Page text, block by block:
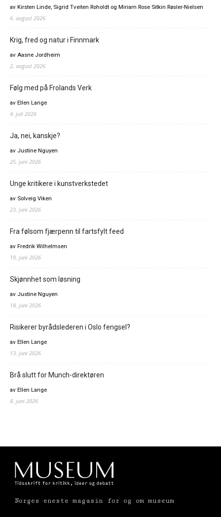
av Kirsten Linde, Sigrid Tveiten Roholdt og Miriam Rose Sitkin Røsler-Nielsen
6. august 2026
Krig, fred og natur i Finnmark
av Aasne Jordheim
2. august 2026
Følg med på Frolands Verk
av Ellen Lange
4. juli 2026
Ja, nei, kanskje?
av Justine Nguyen
25. juni 2026
Unge kritikere i kunstverkstedet
av Solveig Viken
23. juni 2026
Fra følsom fjærpenn til fartsfylt feed
av Fredrik Wilhelmsen
19. juni 2026
Skjønnhet som løsning
av Justine Nguyen
18. juni 2026
Risikerer byrådslederen i Oslo fengsel?
av Ellen Lange
13. juni 2026
Brå slutt for Munch-direktøren
av Ellen Lange
8. juni 2026
Norges eneste magasin for og om museum